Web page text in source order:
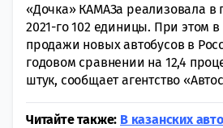
«Дочка» КАМАЗа реализовала в
2021-го 102 единицы. При этом
продажи новых автобусов в
годовом сравнении на 12,4
штук, сообщает агентство
Читайте также: В казанских